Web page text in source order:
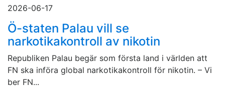
2026-06-17
Ö-staten Palau vill se
narkotikakontroll av nikotin
Republiken Palau begär som första land i världen att
FN ska införa global narkotikakontroll för nikotin. – Vi
ber FN...